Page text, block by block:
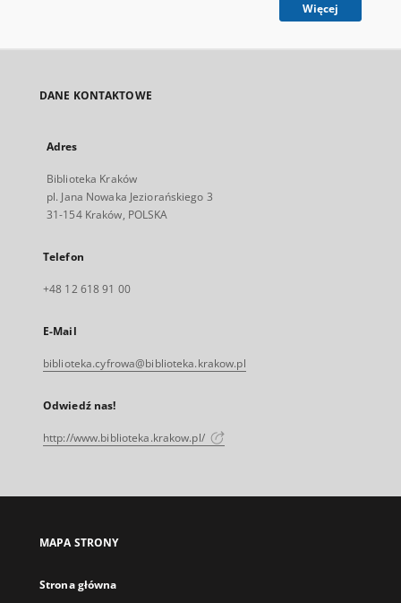
Więcej
DANE KONTAKTOWE
Adres
Biblioteka Kraków
pl. Jana Nowaka Jeziorańskiego 3
31-154 Kraków, POLSKA
Telefon
+48 12 618 91 00
E-Mail
biblioteka.cyfrowa@biblioteka.krakow.pl
Odwiedź nas!
http://www.biblioteka.krakow.pl/
MAPA STRONY
Strona główna